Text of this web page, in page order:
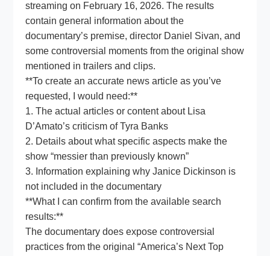
streaming on February 16, 2026. The results
contain general information about the
documentary’s premise, director Daniel Sivan, and
some controversial moments from the original show
mentioned in trailers and clips.
**To create an accurate news article as you’ve
requested, I would need:**
1. The actual articles or content about Lisa
D’Amato’s criticism of Tyra Banks
2. Details about what specific aspects make the
show “messier than previously known”
3. Information explaining why Janice Dickinson is
not included in the documentary
**What I can confirm from the available search
results:**
The documentary does expose controversial
practices from the original “America’s Next Top